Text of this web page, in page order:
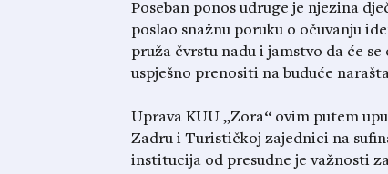
Poseban ponos udruge je njezina
poslao snažnu poruku o očuvanju
pruža čvrstu nadu i jamstvo da će
uspješno prenositi na buduće
Uprava KUU „Zora“ ovim putem
Zadru i Turističkoj zajednici na
institucija od presudne je važnosti